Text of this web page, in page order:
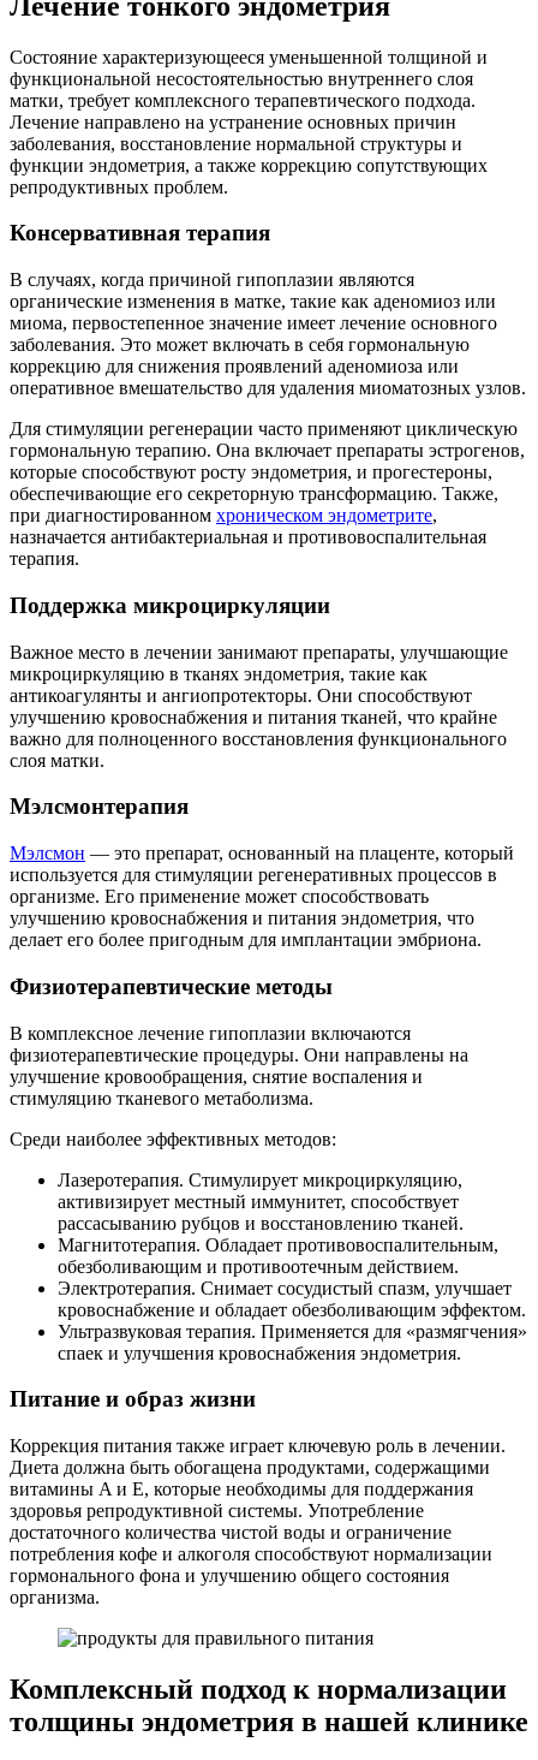
Состояние характеризующееся уменьшенной толщиной и
функциональной несостоятельностью внутреннего слоя
матки, требует комплексного терапевтического подхода.
Лечение направлено на устранение основных причин
заболевания, восстановление нормальной структуры и
функции эндометрия, а также коррекцию сопутствующих
репродуктивных проблем.
Консервативная терапия
В случаях, когда причиной гипоплазии являются
органические изменения в матке, такие как аденомиоз или
миома, первостепенное значение имеет лечение основного
заболевания. Это может включать в себя гормональную
коррекцию для снижения проявлений аденомиоза или
оперативное вмешательство для удаления миоматозных узлов.
Для стимуляции регенерации часто применяют циклическую
гормональную терапию. Она включает препараты эстрогенов,
которые способствуют росту эндометрия, и прогестероны,
обеспечивающие его секреторную трансформацию. Также,
при диагностированном хроническом эндометрите,
назначается антибактериальная и противовоспалительная
терапия.
Поддержка микроциркуляции
Важное место в лечении занимают препараты, улучшающие
микроциркуляцию в тканях эндометрия, такие как
антикоагулянты и ангиопротекторы. Они способствуют
улучшению кровоснабжения и питания тканей, что крайне
важно для полноценного восстановления функционального
слоя матки.
Мэлсмонтерапия
Мэлсмон — это препарат, основанный на плаценте, который
используется для стимуляции регенеративных процессов в
организме. Его применение может способствовать
улучшению кровоснабжения и питания эндометрия, что
делает его более пригодным для имплантации эмбриона.
Физиотерапевтические методы
В комплексное лечение гипоплазии включаются
физиотерапевтические процедуры. Они направлены на
улучшение кровообращения, снятие воспаления и
стимуляцию тканевого метаболизма.
Среди наиболее эффективных методов:
Лазеротерапия. Стимулирует микроциркуляцию,
активизирует местный иммунитет, способствует
рассасыванию рубцов и восстановлению тканей.
Магнитотерапия. Обладает противовоспалительным,
обезболивающим и противоотечным действием.
Электротерапия. Снимает сосудистый спазм, улучшает
кровоснабжение и обладает обезболивающим эффектом.
Ультразвуковая терапия. Применяется для «размягчения»
спаек и улучшения кровоснабжения эндометрия.
Питание и образ жизни
Коррекция питания также играет ключевую роль в лечении.
Диета должна быть обогащена продуктами, содержащими
витамины A и E, которые необходимы для поддержания
здоровья репродуктивной системы. Употребление
достаточного количества чистой воды и ограничение
потребления кофе и алкоголя способствуют нормализации
гормонального фона и улучшению общего состояния
организма.
Комплексный подход к нормализации
толщины эндометрия в нашей клинике